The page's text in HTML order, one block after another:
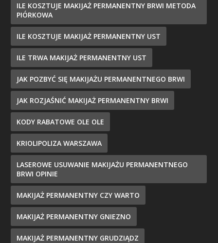
ILE KOSZTUJE MAKIJAŻ PERMANENTNY BRWI METODA
PIÓRKOWA
ILE KOSZTUJE MAKIJAŻ PERMANENTNY UST
ILE TRWA MAKIJAŻ PERMANENTNY UST
JAK POZBYĆ SIĘ MAKIJAŻU PERMANENTNEGO BRWI
JAK ROZJAŚNIĆ MAKIJAŻ PERMANENTNY BRWI
KODY RABATOWE OLE OLE
KRIOLIPOLIZA WARSZAWA
LASEROWE USUWANIE MAKIJAŻU PERMANENTNEGO
BRWI OPINIE
MAKIJAŻ PERMANENTNY CZY WARTO
MAKIJAŻ PERMANENTNY GNIEZNO
MAKIJAŻ PERMANENTNY GRUDZIĄDZ